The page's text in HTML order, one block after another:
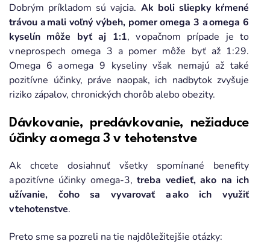
Dobrým príkladom sú vajcia. Ak boli sliepky kŕmené
trávou a mali voľný výbeh, pomer omega 3 a omega 6
kyselín môže byť aj 1:1, v opačnom prípade je to
v neprospech omega 3 a pomer môže byť až 1:29.
Omega 6 a omega 9 kyseliny však nemajú až také
pozitívne účinky, práve naopak, ich nadbytok zvyšuje
riziko zápalov, chronických chorôb alebo obezity.
Dávkovanie, predávkovanie, nežiaduce
účinky a omega 3 v tehotenstve
Ak chcete dosiahnuť všetky spomínané benefity
a pozitívne účinky omega-3,treba vedieť, ako na ich
užívanie, čoho sa vyvarovať a ako ich využiť
v tehotenstve.
Preto sme sa pozreli na tie najdôležitejšie otázky: